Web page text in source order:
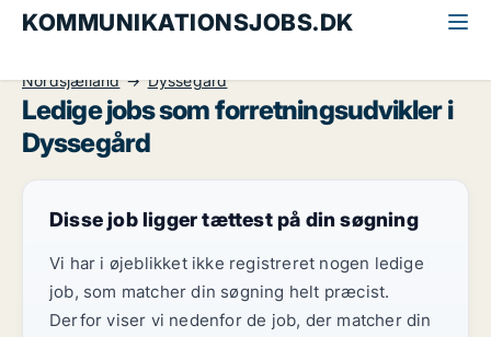
KOMMUNIKATIONSJOBS.DK
Nordsjælland
Dyssegård
Ledige jobs som forretningsudvikler i
Dyssegård
Disse job ligger tættest på din søgning
Vi har i øjeblikket ikke registreret nogen ledige
job, som matcher din søgning helt præcist.
Derfor viser vi nedenfor de job, der matcher din